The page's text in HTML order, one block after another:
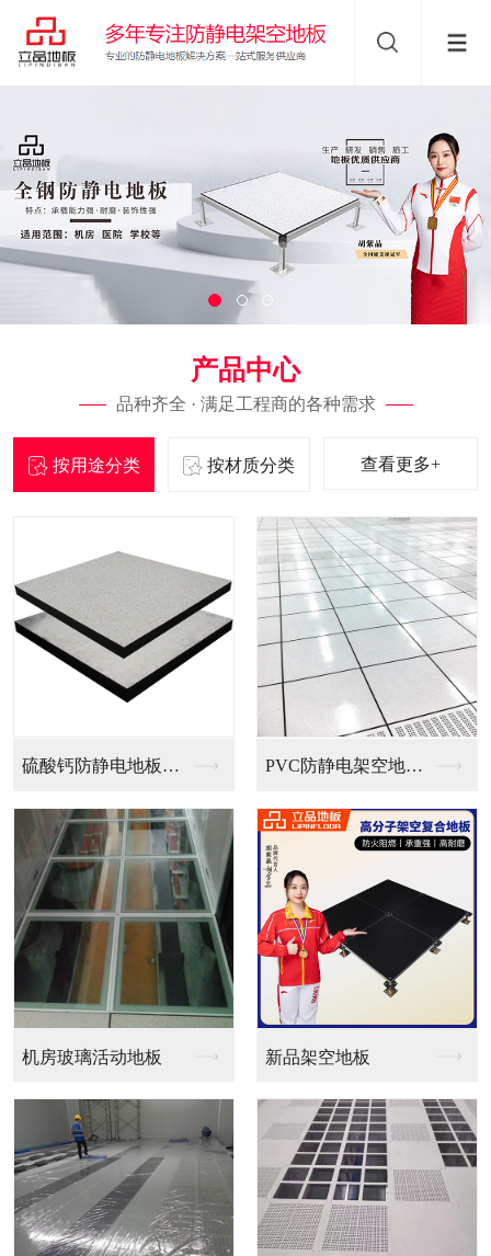
产品中心
品种齐全 · 满足工程商的各种需求
按用途分类 按材质分类 查看更多+
新品架空地板
全钢无边防静电地板